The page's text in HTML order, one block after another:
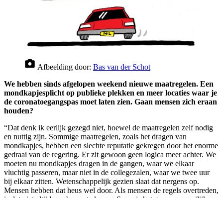
Afbeelding door: Bas van der Schot
We hebben sinds afgelopen weekend nieuwe maatregelen. Een
mondkapjesplicht op publieke plekken en meer locaties waar je
de coronatoegangspas moet laten zien. Gaan mensen zich eraan
houden?
“Dat denk ik eerlijk gezegd niet, hoewel de maatregelen zelf nodig
en nuttig zijn. Sommige maatregelen, zoals het dragen van
mondkapjes, hebben een slechte reputatie gekregen door het enorme
gedraai van de regering. Er zit gewoon geen logica meer achter. We
moeten nu mondkapjes dragen in de gangen, waar we elkaar
vluchtig passeren, maar niet in de collegezalen, waar we twee uur
bij elkaar zitten. Wetenschappelijk gezien slaat dat nergens op.
Mensen hebben dat heus wel door. Als mensen de regels overtreden,